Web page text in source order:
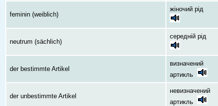
feminin (weiblich)
жіночий рід
neutrum (sächlich)
середній рід
der bestimmte Artikel
визначений
артикль
der unbestimmte Artikel
невизначений
артикль